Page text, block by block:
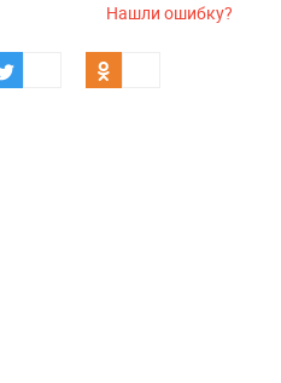
Нашли ошибку?